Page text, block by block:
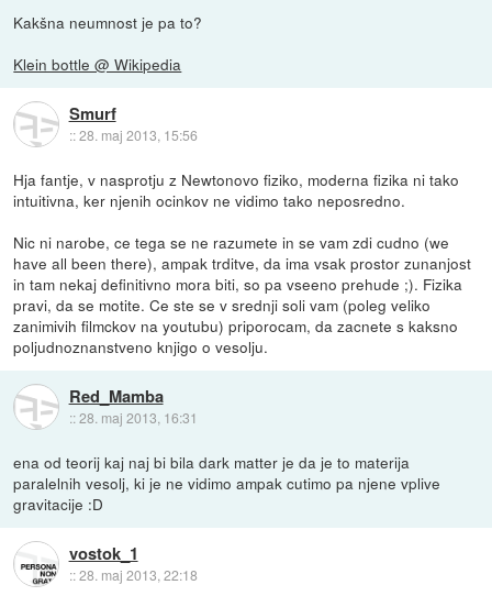
Kakšna neumnost je pa to?
Klein bottle @ Wikipedia
Smurf
::28. maj 2013, 15:56
Hja fantje, v nasprotju z Newtonovo fiziko, moderna fizika ni tako
intuitivna, ker njenih ocinkov ne vidimo tako neposredno.
Nic ni narobe, ce tega se ne razumete in se vam zdi cudno (we
have all been there), ampak trditve, da ima vsak prostor zunanjost
in tam nekaj definitivno mora biti, so pa vseeno prehude ;). Fizika
pravi, da se motite. Ce ste se v srednji soli vam (poleg veliko
zanimivih filmckov na youtubu) priporocam, da zacnete s kaksno
poljudnoznanstveno knjigo o vesolju.
Red_Mamba
::28. maj 2013, 16:31
ena od teorij kaj naj bi bila dark matter je da je to materija
paralelnih vesolj, ki je ne vidimo ampak cutimo pa njene vplive
gravitacije :D
vostok_1
::28. maj 2013, 22:18